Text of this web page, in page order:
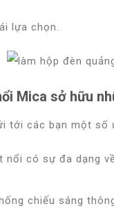
lựa chọn.
Mica sở hữu
tới các bạn một số
nổi có sự đa dạng
chiếu sáng